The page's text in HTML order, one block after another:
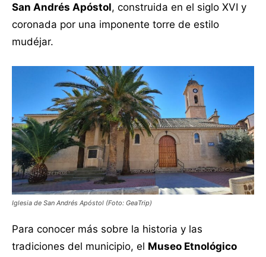
San Andrés Apóstol, construida en el siglo XVI y
coronada por una imponente torre de estilo
mudéjar.
Iglesia de San Andrés Apóstol (Foto: GeaTrip)
Para conocer más sobre la historia y las
tradiciones del municipio, el Museo Etnológico